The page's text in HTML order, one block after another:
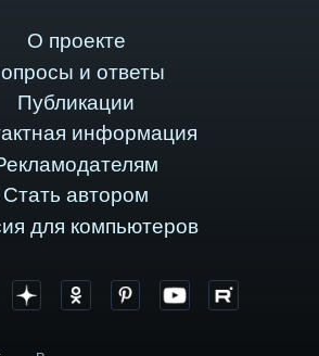
О проекте
и ответы
Публикации
информация
Стать автором
для компьютеров